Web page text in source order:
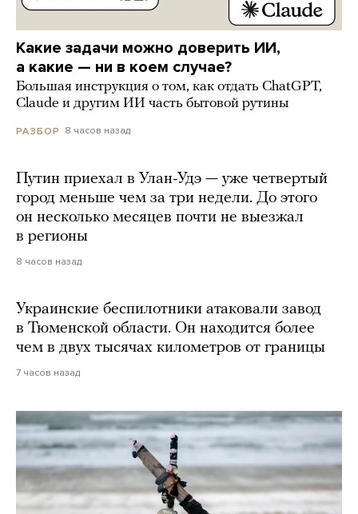
Какие задачи можно доверить ИИ,
а какие — ни в коем случае?
Большая инструкция о том, как отдать ChatGPT,
Claude и другим ИИ часть бытовой рутины
РАЗБОР 8 часов назад
Путин приехал в Улан-Удэ — уже четвертый
город меньше чем за три недели. До этого
он несколько месяцев почти не выезжал
в регионы
8 часов назад
Украинские беспилотники атаковали завод
в Тюменской области. Он находится более
чем в двух тысячах километров от границы
7 часов назад